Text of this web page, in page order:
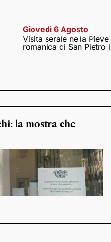
Giovedì 6 Agosto
Visita serale nella Pieve
romanica di San Pietro
la mostra che